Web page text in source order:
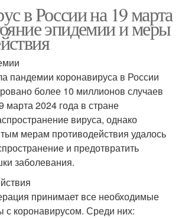
в России на 19 марта
эпидемии и меры
пандемии коронавируса в России
более 10 миллионов случаев
марта 2024 года в стране
вируса, однако
мерам противодействия удалось
и предотвратить
заболевания.
принимает все необходимые
коронавирусом. Среди них: